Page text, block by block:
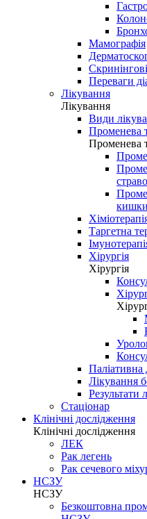
Мамографія
Переваги
Лікування
Лікування
Види
Променева
Променева
кишки
Таргетна
Хірургія
Хірургія
Паліативна
Лікування
Результати
Стаціонар
Клінічні дослідження
Клінічні дослідження
ЛЕК
Рак легень
Рак сечевого
НСЗУ
НСЗУ
Безкоштовна